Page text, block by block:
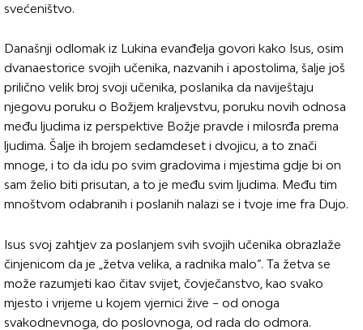
svećeništvo.
Današnji odlomak iz Lukina evanđelja govori kako Isus, osim
dvanaestorice svojih učenika, nazvanih i apostolima, šalje još
prilično velik broj svoji učenika, poslanika da naviještaju
njegovu poruku o Božjem kraljevstvu, poruku novih odnosa
među ljudima iz perspektive Božje pravde i milosrđa prema
ljudima. Šalje ih brojem sedamdeset i dvojicu, a to znači
mnoge, i to da idu po svim gradovima i mjestima gdje bi on
sam želio biti prisutan, a to je među svim ljudima. Među tim
mnoštvom odabranih i poslanih nalazi se i tvoje ime fra Dujo.
Isus svoj zahtjev za poslanjem svih svojih učenika obrazlaže
činjenicom da je „žetva velika, a radnika malo“. Ta žetva se
može razumjeti kao čitav svijet, čovječanstvo, kao svako
mjesto i vrijeme u kojem vjernici žive – od onoga
svakodnevnoga, do poslovnoga, od rada do odmora.